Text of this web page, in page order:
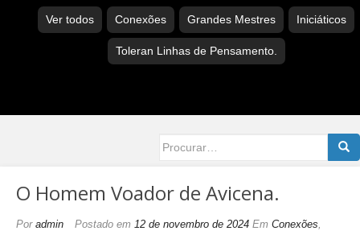
Ver todos Conexões Grandes Mestres Iniciáticos
Toleran Linhas de Pensamento.
for:
O Homem Voador de Avicena.
Por admin Postado em 12 de novembro de 2024 Em Conexões,